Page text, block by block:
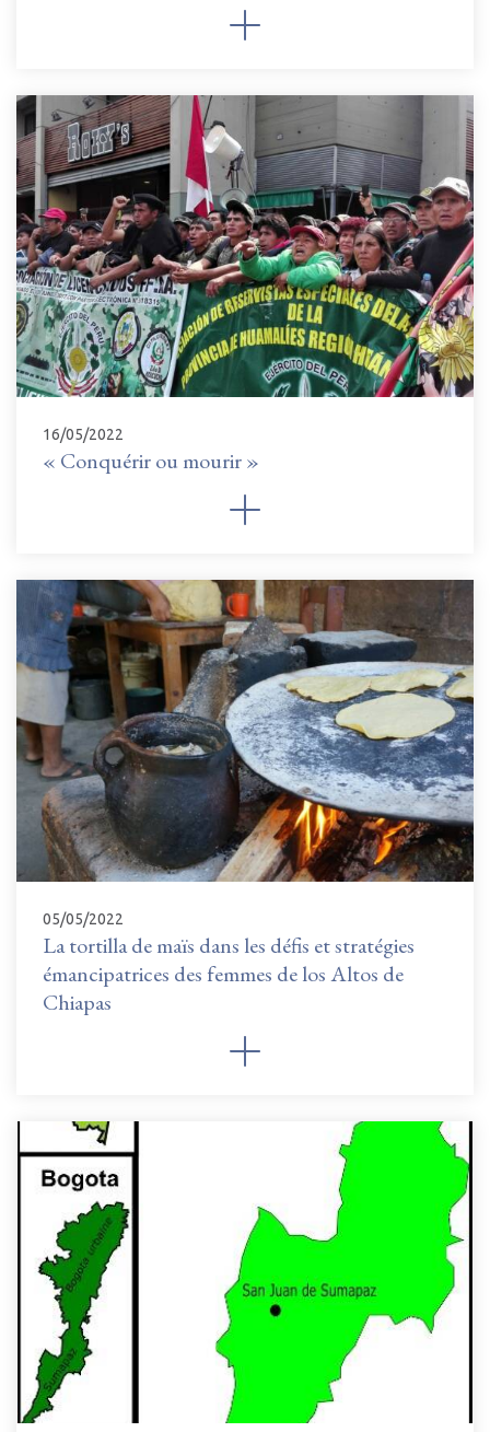
16/05/2022
« Conquérir ou mourir »
05/05/2022
La tortilla de maïs dans les défis et stratégies
émancipatrices des femmes de los Altos de
Chiapas